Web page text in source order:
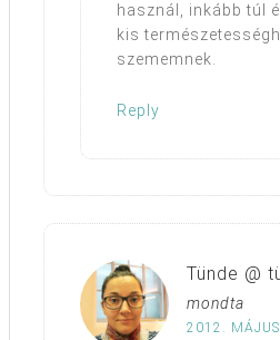
használ, inkább túl
kis
szememnek.
Reply
Tünde @
mondta
2012.